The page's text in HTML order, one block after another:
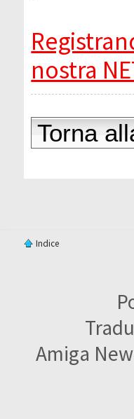
nostra
Torna
Indice
Amiga